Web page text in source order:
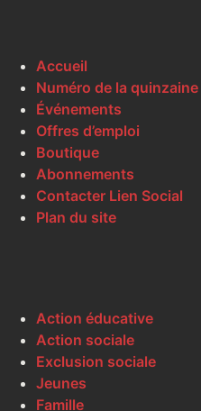
Accueil
Numéro de la quinzaine
Événements
Offres d’emploi
Boutique
Abonnements
Contacter Lien Social
Plan du site
Action éducative
Action sociale
Exclusion sociale
Jeunes
Famille